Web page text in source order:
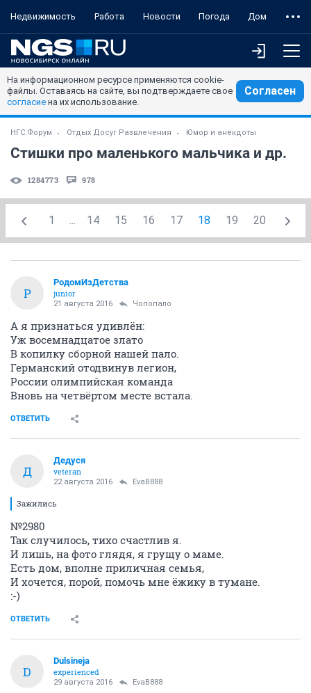
Недвижимость Работа Новости Погода Дом
На информационном ресурсе применяются cookie-
файлы. Оставаясь на сайте, вы подтверждаете свое
согласие на их использование.
Согласен
НГС.Форум Отдых Досуг Развлечения Юмор и анекдоты
Стишки про маленького мальчика и др.
1284773 978
1 ... 14 15 16 17 18 19 20
Р
РодомИзДетства
junior
21 августа 2016 Чопопало
А я признаться удивлён:
Уж восемнадцатое злато
В копилку сборной нашей пало.
Германский отодвинув легион,
России олимпийская команда
Вновь на четвёртом месте встала.
ОТВЕТИТЬ
Д
Дедуся
veteran
22 августа 2016 EvaB888
Зажились
№2980
Так случилось, тихо счастлив я.
И лишь, на фото глядя, я грущу о маме.
Есть дом, вполне приличная семья,
И хочется, порой, помочь мне ёжику в тумане.
:-)
ОТВЕТИТЬ
D
Dulsineja
experienced
29 августа 2016 EvaB888